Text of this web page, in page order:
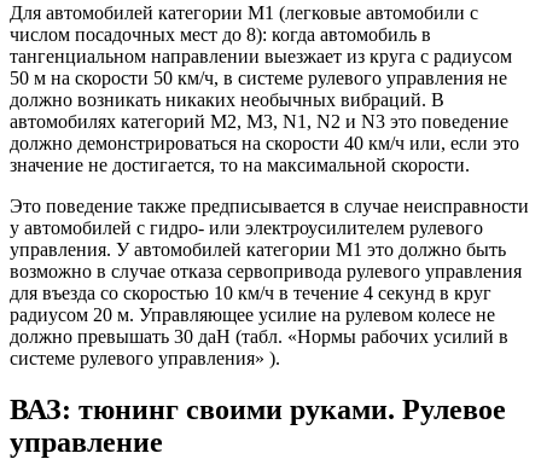
Для автомобилей категории М1 (легко­вые автомобили с
числом посадочных мест до 8): когда автомобиль в
тангенциальном направлении выезжает из круга с радиусом
50 м на скорости 50 км/ч, в системе рулевого управления не
должно возникать никаких не­обычных вибраций. В
автомобилях категорий М2, М3, N1, N2 и N3 это поведение
должно демонстрироваться на скорости 40 км/ч или, если это
значение не достигается, то на мак­симальной скорости.
Это поведение также предписывается в случае неисправности
у автомобилей с гидро- или электроусилителем рулевого
управления. У автомобилей категории М1 это должно быть
возможно в случае отказа сер­вопривода рулевого управления
для въезда со скоростью 10 км/ч в течение 4 секунд в круг
радиусом 20 м. Управляющее усилие на рулевом колесе не
должно превышать 30 даН (табл. «Нормы рабочих усилий в
системе рулевого управления» ).
ВАЗ: тюнинг своими руками. Рулевое
управление